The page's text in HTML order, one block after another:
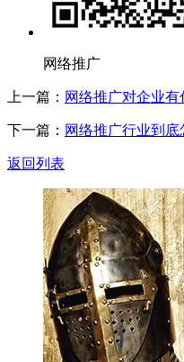
网络推广
上一篇： 网络推广对企业有
下一篇： 网络推广行业到底
返回列表